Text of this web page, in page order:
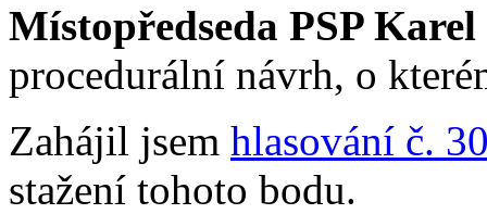
Místopředseda PSP
procedurální návrh, o
Zahájil jsem hlasování č.
stažení tohoto bodu.